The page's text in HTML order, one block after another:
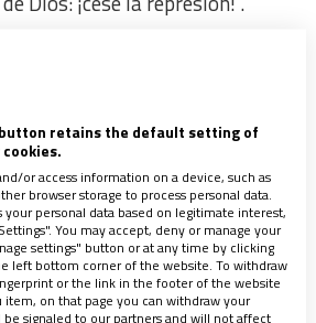
en el que se produjo la pascua
inmarcesible de
su compromisopor la defensa
y sus inconmensurables
alimentaron para siempre la
que le hizo santoy,
de los más pobres.
retains the default setting of
or access information on a device, such as
browser storage to process personal data.
your personal data based on legitimate interest,
You may accept, deny or manage your
settings" button or at any time by clicking
left bottom corner of the website. To withdraw
or the link in the footer of the website
on that page you can withdraw your
signaled to our partners and will not affect